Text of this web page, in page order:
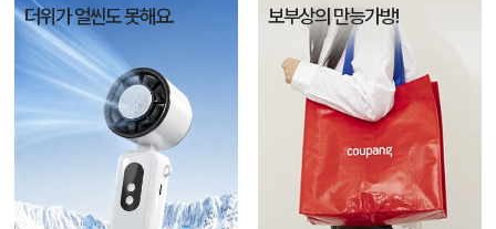
더위가 얼씬도 못해요. 보부상의 만능가방!